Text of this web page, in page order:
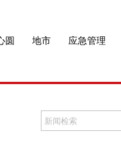
圆 地市 应急管理